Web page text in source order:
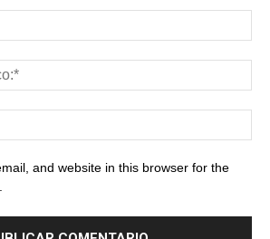
and website in this browser for the